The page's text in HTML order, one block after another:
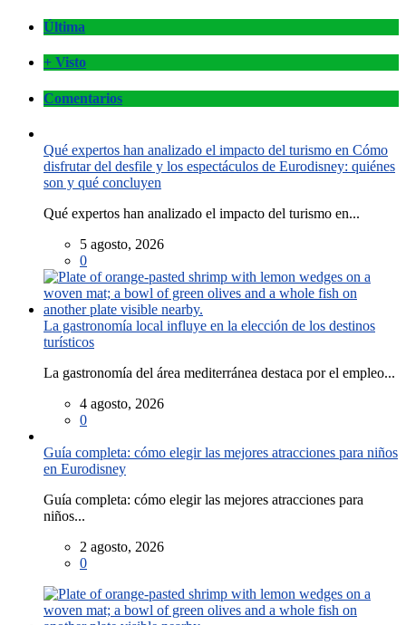
Última
+ Visto
Comentarios
Qué expertos han analizado el impacto del turismo en Cómo
disfrutar del desfile y los espectáculos de Eurodisney: quiénes
son y qué concluyen
Qué expertos han analizado el impacto del turismo en...
5 agosto, 2026
0
La gastronomía local influye en la elección de los destinos
turísticos
La gastronomía del área mediterránea destaca por el empleo...
4 agosto, 2026
0
Guía completa: cómo elegir las mejores atracciones para niños
en Eurodisney
Guía completa: cómo elegir las mejores atracciones para
niños...
2 agosto, 2026
0